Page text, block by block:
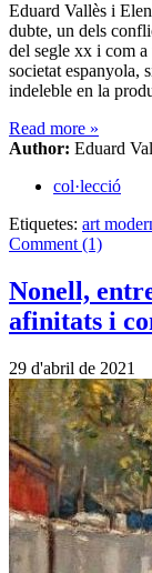
Eduard Vallès i
dubte, un dels
del segle xx i com
societat espanyola,
indeleble en la
Read more »
Author: Eduard
col·lecció
Etiquetes: art
Comment (1)
Nonell,
afinitats i
29 d'abril de 2021